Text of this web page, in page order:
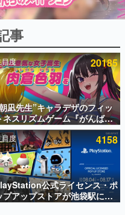
キング
ージビュー数万以上！ などな
、電ファミ渾身の“殿堂入り”記
事
目度 20185
凪先生”キャラデザのフィッ
ネスリズムゲーム『がんば
！チアリズム』Steamストア
ージが公開。キャラクターの
は陽向葵ゅかさん
目度 4158
公式ライセンス・ポ
プアップストアが池袋駅にて
間限定で開催。夏のアパレル